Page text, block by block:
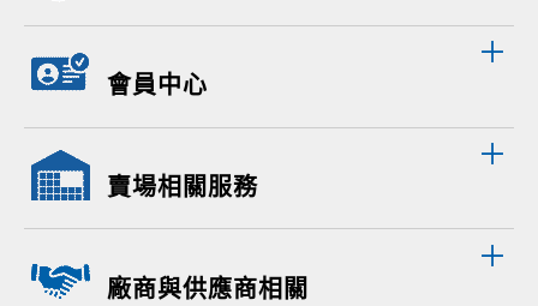
會員中心
賣場相關服務
廠商與供應商相關